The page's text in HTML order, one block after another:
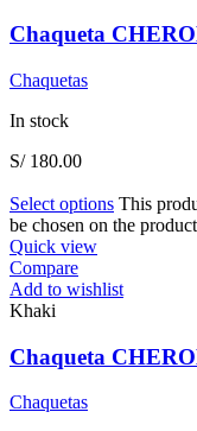
Chaqueta
Chaquetas
In stock
S/180.00
Select options This
be chosen on the
Quick view
Compare
Add to wishlist
Khaki
Chaqueta
Chaquetas